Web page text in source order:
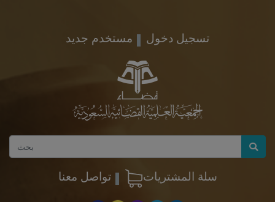
مستخدم جديد تسجيل دخول
تواصل معنا سلة المشتريات